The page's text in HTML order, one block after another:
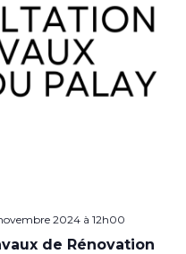
2024 à 12h00
de Rénovation